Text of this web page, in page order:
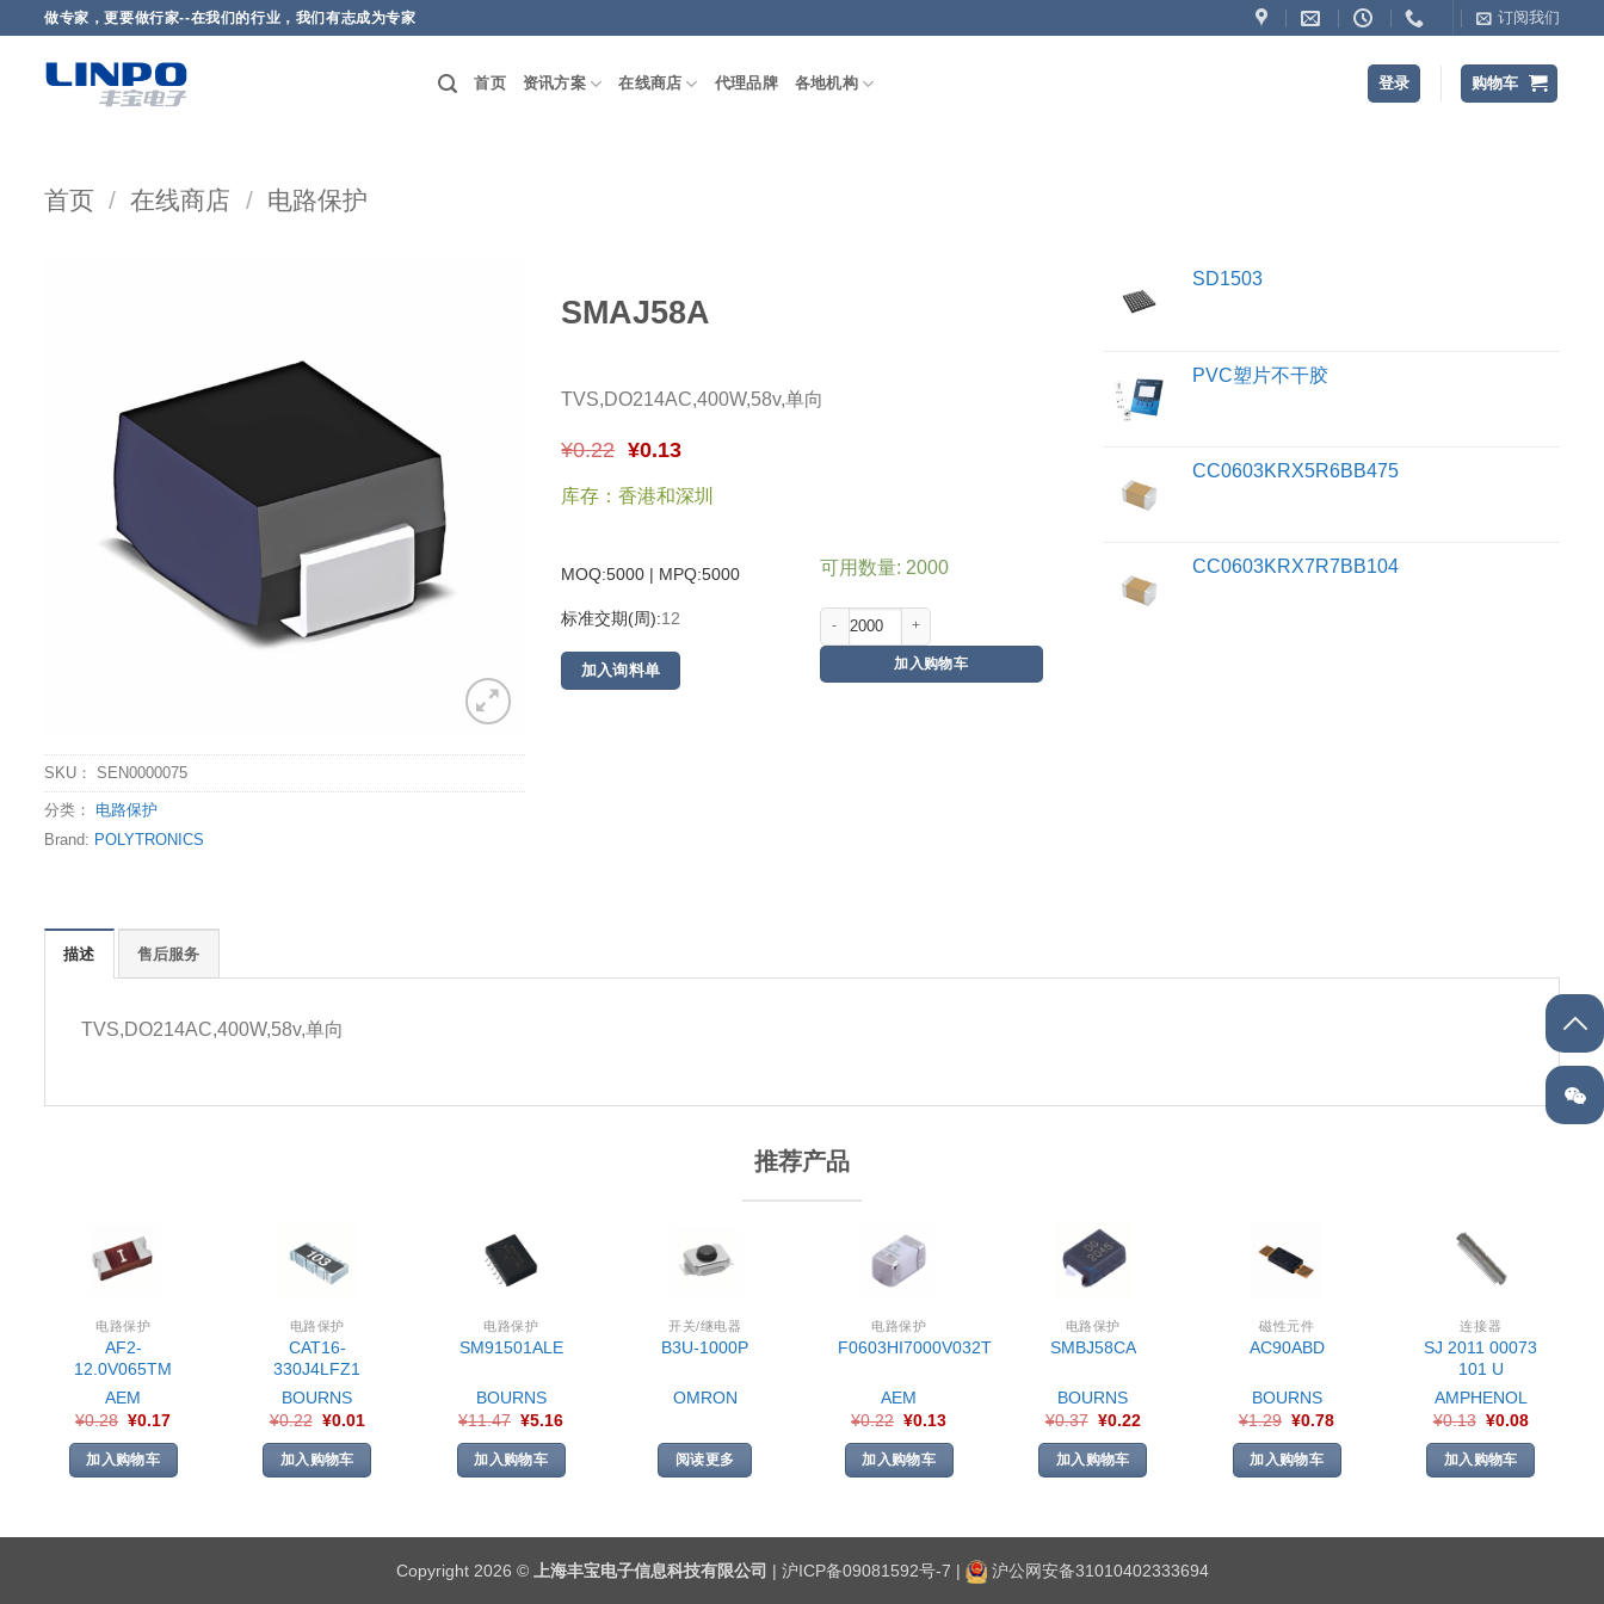
做专家，更要做行家--在我们的行业，我们有志成为专家 订阅我们
首页 资讯方案 在线商店 代理品牌 各地机构 登录 购物车
首页 / 在线商店 / 电路保护
SKU： SEN0000075
分类： 电路保护
Brand: POLYTRONICS
SMAJ58A
TVS,DO214AC,400W,58v,单向
¥0.22 ¥0.13
库存：香港和深圳
MOQ:5000 | MPQ:5000
标准交期(周):12
加入询料单
可用数量: 2000
加入购物车
SD1503
PVC塑片不干胶
CC0603KRX5R6BB475
CC0603KRX7R7BB104
描述 售后服务
TVS,DO214AC,400W,58v,单向
推荐产品
电路保护
AF2-
12.0V065TM
AEM
¥0.28 ¥0.17
加入购物车
电路保护
CAT16-
330J4LFZ1
BOURNS
¥0.22 ¥0.01
加入购物车
电路保护
SM91501ALE
BOURNS
¥11.47 ¥5.16
加入购物车
开关/继电器
B3U-1000P
OMRON
阅读更多
电路保护
F0603HI7000V032T
AEM
¥0.22 ¥0.13
加入购物车
电路保护
SMBJ58CA
BOURNS
¥0.37 ¥0.22
加入购物车
磁性元件
AC90ABD
BOURNS
¥1.29 ¥0.78
加入购物车
连接器
SJ 2011 00073
101 U
AMPHENOL
¥0.13 ¥0.08
加入购物车
Copyright 2026 © 上海丰宝电子信息科技有限公司 | 沪ICP备09081592号-7 | 沪公网安备31010402333694